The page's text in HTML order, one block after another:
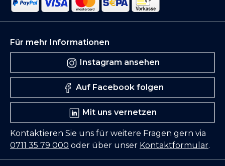
Für mehr Informationen
Instagram ansehen
Auf Facebook folgen
Mit uns vernetzen
Kontaktieren Sie uns für weitere Fragen gern via
0711 35 79 000 oder über unser Kontaktformular.